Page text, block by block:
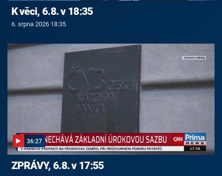
K věci, 6.8. v 18:35
6. srpna 2026 18:35
36:27
ZPRÁVY, 6.8. v 17:55